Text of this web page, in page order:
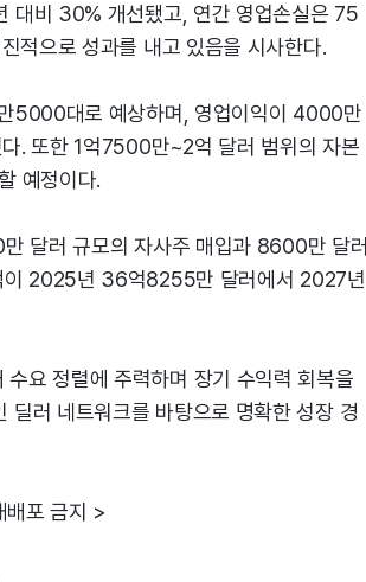
대비 30% 개선됐고, 연간 영업손실은 75
적으로 성과를 내고 있음을 시사한다.
5000대로 예상하며, 영업이익이 4000만
. 또한 1억7500만~2억 달러 범위의 자본
예정이다.
달러 규모의 자사주 매입과 8600만 달러
이 2025년 36억8255만 달러에서 2027년
요 정렬에 주력하며 장기 수익력 회복을
러 네트워크를 바탕으로 명확한 성장 경
배포 금지 >